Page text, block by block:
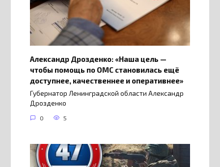
Александр Дрозденко: «Наша цель —
чтобы помощь по ОМС становилась ещё
доступнее, качественнее и оперативнее»
Губернатор Ленинградской области Александр
Дрозденко
0 5